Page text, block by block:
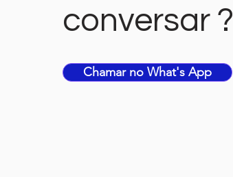
conversar ?
Chamar no What's App